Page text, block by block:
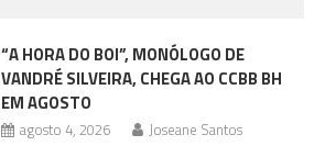
“A HORA DO BOI”, MONÓLOGO DE
VANDRÉ SILVEIRA, CHEGA AO CCBB BH
EM AGOSTO
agosto 4, 2026 Joseane Santos